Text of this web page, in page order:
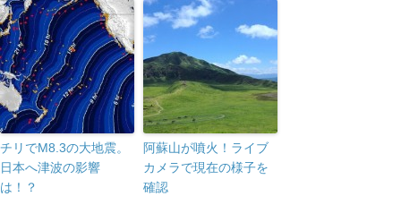
チリでM8.3の大地震。
日本へ津波の影響
は！？
阿蘇山が噴火！ライブ
カメラで現在の様子を
確認